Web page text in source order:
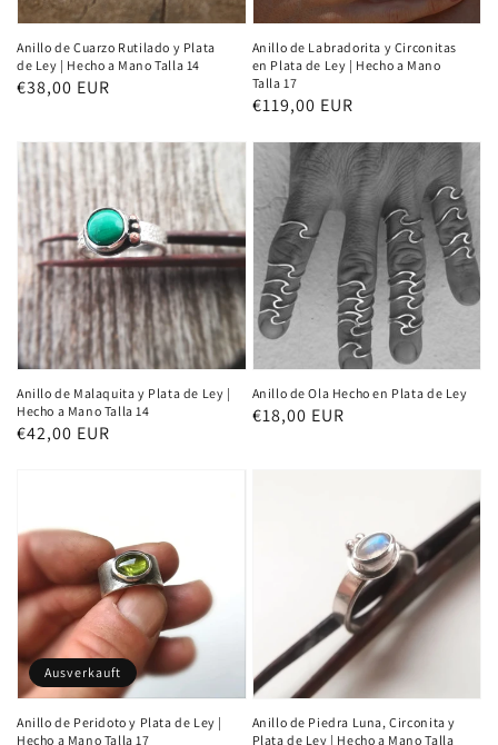
Anillo de Cuarzo Rutilado y Plata
de Ley | Hecho a Mano Talla 14
Normaler
€38,00 EUR
Anillo de Labradorita y Circonitas
en Plata de Ley | Hecho a Mano
Talla 17
Normaler
€119,00 EUR
Anillo de Malaquita y Plata de Ley |
Hecho a Mano Talla 14
Normaler
€42,00 EUR
Anillo de Ola Hecho en Plata de Ley
Normaler
€18,00 EUR
Anillo de Peridoto y Plata de Ley |
Hecho a Mano Talla 17
Ausverkauft
Anillo de Piedra Luna, Circonita y
Plata de Ley | Hecho a Mano Talla